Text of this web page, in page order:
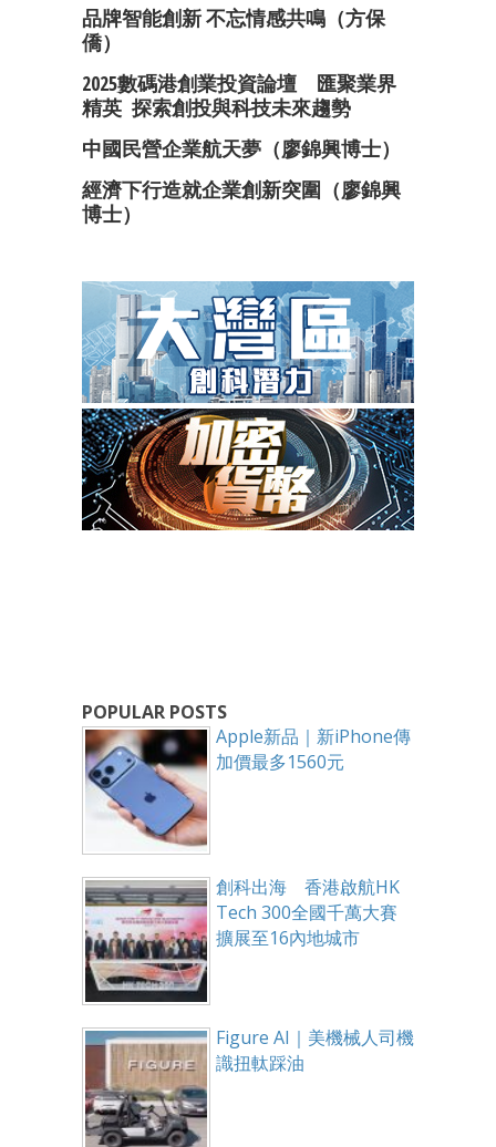
品牌智能創新 不忘情感共鳴（方保
僑）
2025數碼港創業投資論壇 匯聚業界
精英 探索創投與科技未來趨勢
中國民營企業航天夢（廖錦興博士）
經濟下行造就企業創新突圍（廖錦興
博士）
POPULAR POSTS
Apple新品｜新iPhone傳
加價最多1560元
創科出海 香港啟航HK
Tech 300全國千萬大賽
擴展至16內地城市
Figure AI｜美機械人司機
識扭軚踩油